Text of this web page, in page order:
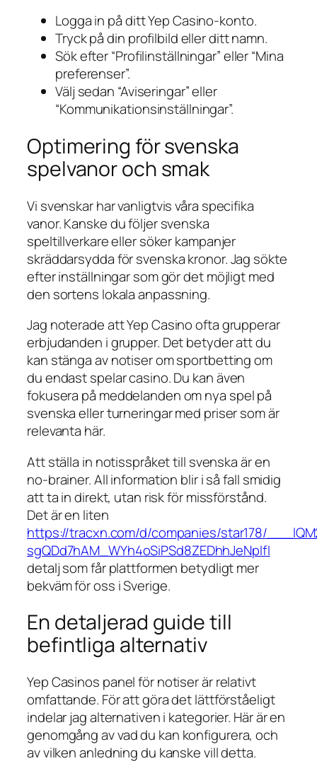
Logga in på ditt Yep Casino-konto.
Tryck på din profilbild eller ditt namn.
Sök efter “Profilinställningar” eller “Mina
preferenser”.
Välj sedan “Aviseringar” eller
“Kommunikationsinställningar”.
Optimering för svenska
spelvanor och smak
Vi svenskar har vanligtvis våra specifika
vanor. Kanske du följer svenska
speltillverkare eller söker kampanjer
skräddarsydda för svenska kronor. Jag sökte
efter inställningar som gör det möjligt med
den sortens lokala anpassning.
Jag noterade att Yep Casino ofta grupperar
erbjudanden i grupper. Det betyder att du
kan stänga av notiser om sportbetting om
du endast spelar casino. Du kan även
fokusera på meddelanden om nya spel på
svenska eller turneringar med priser som är
relevanta här.
Att ställa in notisspråket till svenska är en
no-brainer. All information blir i så fall smidig
att ta in direkt, utan risk för missförstånd.
Det är en liten
https://tracxn.com/d/companies/star178/
sgQDd7hAM_WYh4oSiPSd8ZEDhhJeNpIfI
detalj som får plattformen betydligt mer
bekväm för oss i Sverige.
En detaljerad guide till
befintliga alternativ
Yep Casinos panel för notiser är relativt
omfattande. För att göra det lättförståeligt
indelar jag alternativen i kategorier. Här är en
genomgång av vad du kan konfigurera, och
av vilken anledning du kanske vill detta.